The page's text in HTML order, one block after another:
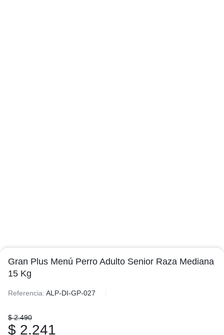
Gran Plus Menú Perro Adulto Senior Raza Mediana
15 Kg
Referencia: ALP-DI-GP-027
$2.490
$ 2.241